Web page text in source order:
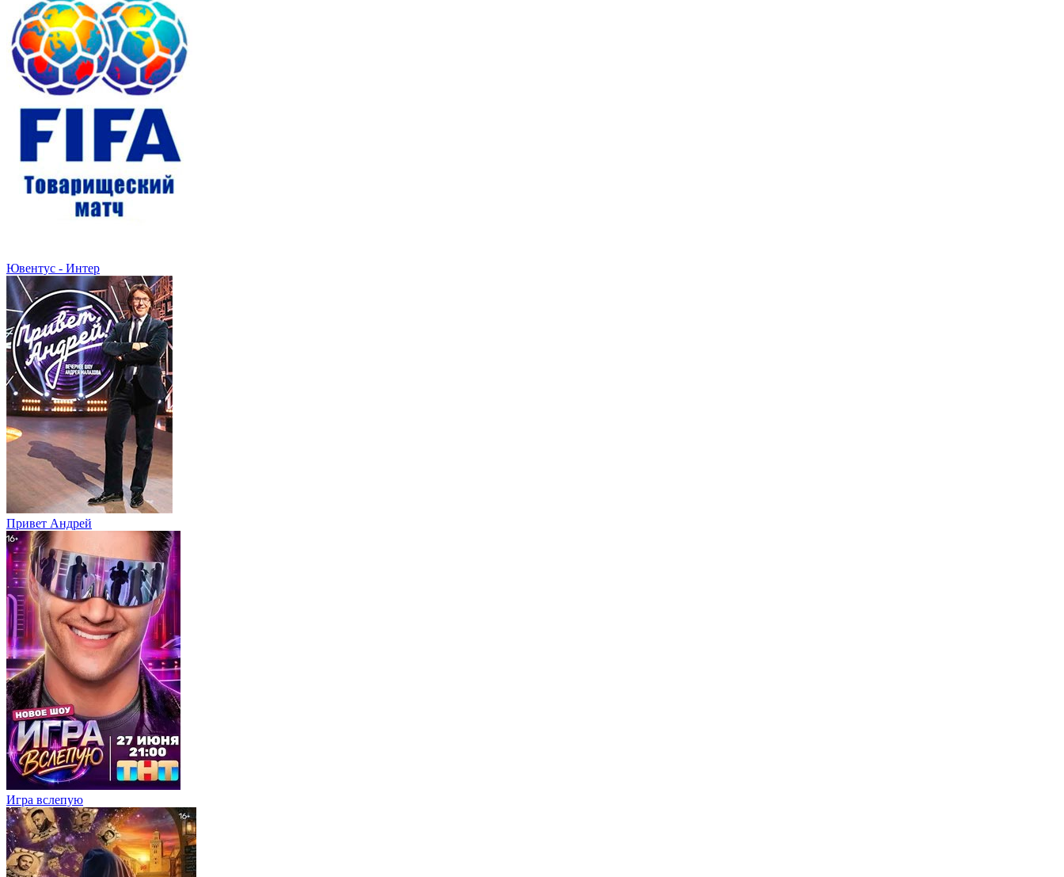
Ювентус - Интер
Привет Андpей
Игра вслепую